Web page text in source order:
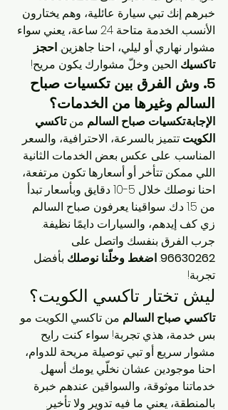
خبرهم إنك تبي سيارة عائلية، وهم يختارون
الأنسب. الخدمة متاحة 24 ساعة، يعني سواء
مشوار نهاري أو ليلي، احنا جاهزين. احجز
تاكسيك الحين وخلّ مشوارك يكون مريح!
5. وش الفرق بين
تكسيات صباح
السالم وغيرها من الخدمات؟
الإجابة:تكسيات صباح السالم من تاكسي
الكويت تتميز بالسرعة، الاحترافية، والسعر
المناسب. على عكس بعض الخدمات الثانية
اللي ممكن تتأخر أو أسعارها تكون مرتفعة،
احنا نوصلك خلال 5-10 دقايق وبأسعار تبدأ
من 1.5 د.ك. سواقينا يعرفون صباح السالم
زي كف إيدهم، والسيارات دايمًا نظيفة.
جرب الفرق بنفسك واتصل على
96630262
. اضغط وخلّنا نوصلك بأفضل
تجربة!
ليش تختار تاكسي الكويت؟
تاكسي صباح السالم من تاكسي الكويت مو
بس خدمة، هذي تجربة! سواء كنت رايح
مشوار سريع أو تبي توصيلة مريحة للدوام،
احنا موجودين عشان نخلّي يومك أسهل.
خدماتنا موثوقة، والسواقين عندهم خبرة
بالمنطقة، يعني ما فيه تدوير ولا تأخير.